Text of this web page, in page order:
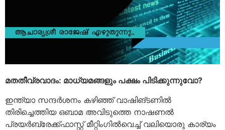
മതതീവ്രവാദം: മാധ്യമങ്ങളും പക്ഷം പിടിക്കുന്നുവോ?
ഇന്ത്യാ സന്ദര്‍ശനം കഴിഞ്ഞ് വാഷിങ്ടണില്‍
തിരിച്ചെത്തിയ ഒബാമ അവിടുത്തെ നാഷണല്‍
പ്രയര്‍ബ്രേക്ക്ഫാസ്റ്റ് മീറ്റിംഗില്‍വെച്ച് വലിയൊരു കാര്യം